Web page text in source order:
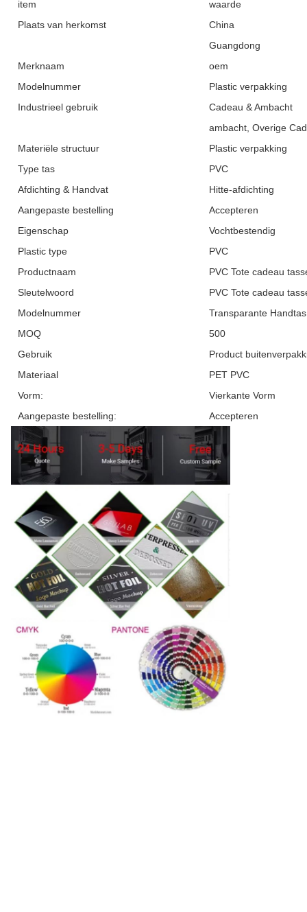
item
waarde
Plaats van herkomst
China
Guangdong
Merknaam
oem
Modelnummer
Plastic verpakking
Industrieel gebruik
Cadeau & Ambacht
ambacht, Overige
Materiële structuur
Plastic verpakking
Type tas
PVC
Afdichting & Handvat
Hitte-afdichting
Aangepaste bestelling
Accepteren
Eigenschap
Vochtbestendig
Plastic type
PVC
Productnaam
PVC Tote cadeau
Sleutelwoord
PVC Tote cadeau
Modelnummer
Transparante Handtas
MOQ
500
Gebruik
Product
Materiaal
PET PVC
Vorm:
Vierkante Vorm
Aangepaste bestelling:
Accepteren